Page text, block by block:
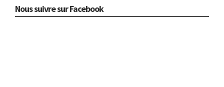
Nous suivre sur Facebook